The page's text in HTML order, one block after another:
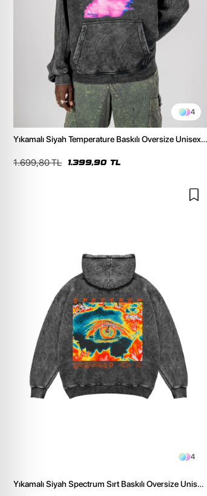
4
Yıkamalı Siyah Temperature Baskılı Oversize Unisex
1.699,80 TL 1.399,90 TL
4
Yıkamalı Siyah Spectrum Sırt Baskılı Oversize Unisex